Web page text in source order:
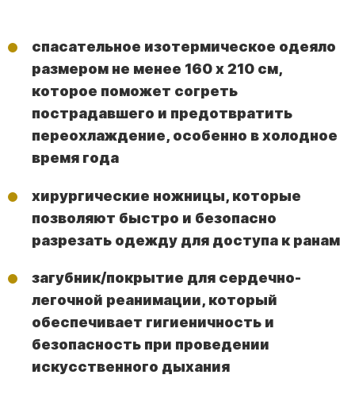
спасательное изотермическое одеяло
размером не менее 160 х 210 см,
которое поможет согреть
пострадавшего и предотвратить
переохлаждение, особенно в холодное
время года
хирургические ножницы, которые
позволяют быстро и безопасно
разрезать одежду для доступа к ранам
загубник/покрытие для сердечно-
легочной реанимации, который
обеспечивает гигиеничность и
безопасность при проведении
искусственного дыхания